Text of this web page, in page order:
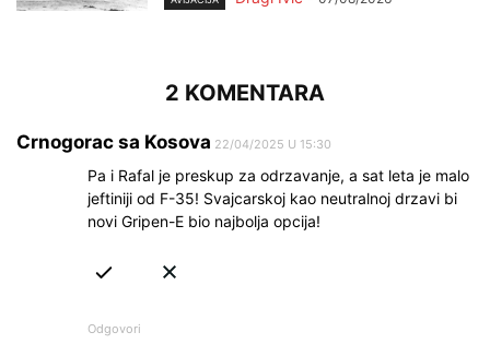
2 KOMENTARA
Crnogorac sa Kosova 22/04/2025 U 15:30
Pa i Rafal je preskup za odrzavanje, a sat leta je malo
jeftiniji od F-35! Svajcarskoj kao neutralnoj drzavi bi
novi Gripen-E bio najbolja opcija!
Odgovori